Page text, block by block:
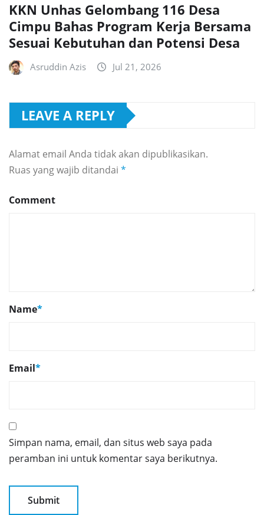
KKN Unhas Gelombang 116 Desa
Cimpu Bahas Program Kerja Bersama
Sesuai Kebutuhan dan Potensi Desa
Asruddin Azis Jul 21, 2026
LEAVE A REPLY
Alamat email Anda tidak akan dipublikasikan.
Ruas yang wajib ditandai *
Comment
Name*
Email*
Simpan nama, email, dan situs web saya pada
peramban ini untuk komentar saya berikutnya.